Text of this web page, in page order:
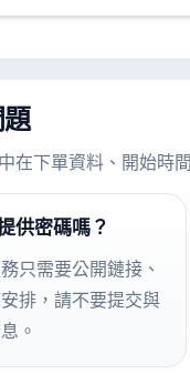
在下單資料、開始時
供密碼嗎？
只需要公開鏈接、
排，請不要提交與
。